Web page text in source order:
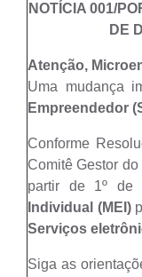
NOTÍCIA 001/
DE
Atenção,
Uma mudança
Empreendedor
Conforme
Comitê Gestor
partir de 1º de
Individual (MEI)
Serviços
​Siga as